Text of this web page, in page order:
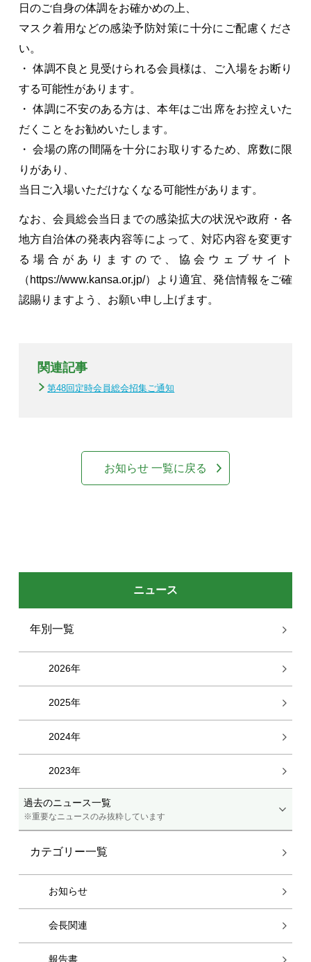
ニュース
年別一覧
過去のニュース一覧
※重要なニュースのみ抜粋しています
2026年
2025年
2024年
2023年
カテゴリー一覧
お知らせ
会長関連
報告書
日のご自身の体調をお確かめの上、
マスク着用などの感染予防対策に十分にご配慮くださ
い。
・ 体調不良と見受けられる会員様は、ご入場をお断り
する可能性があります。
・ 体調に不安のある方は、本年はご出席をお控えいた
だくことをお勧めいたします。
・ 会場の席の間隔を十分にお取りするため、席数に限
りがあり、
当日ご入場いただけなくなる可能性があります。
なお、会員総会当日までの感染拡大の状況や政府・各
地方自治体の発表内容等によって、対応内容を変更す
る場合がありますので、協会ウェブサイト
（https://www.kansa.or.jp/）より適宜、発信情報をご確
認賜りますよう、お願い申し上げます。
関連記事
第48回定時会員総会招集ご通知
お知らせ 一覧に戻る